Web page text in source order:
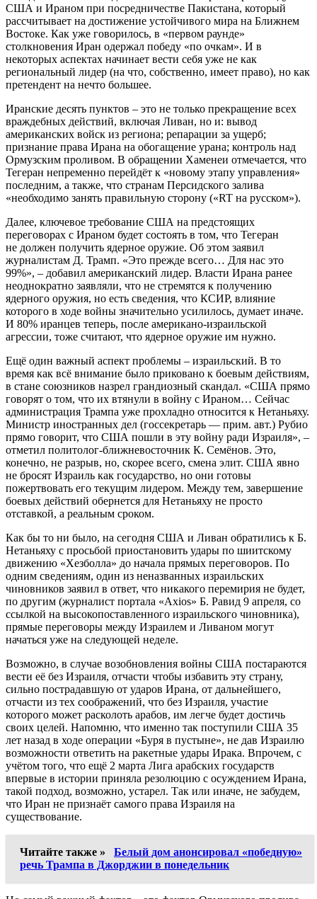
США и Ираном при посредничестве Пакистана, который
рассчитывает на достижение устойчивого мира на Ближнем
Востоке. Как уже говорилось, в «первом раунде»
столкновения Иран одержал победу «по очкам». И в
некоторых аспектах начинает вести себя уже не как
региональный лидер (на что, собственно, имеет право), но как
претендент на нечто большее.
Иранские десять пунктов – это не только прекращение всех
враждебных действий, включая Ливан, но и: вывод
американских войск из региона; репарации за ущерб;
признание права Ирана на обогащение урана; контроль над
Ормузским проливом. В обращении Хаменеи отмечается, что
Тегеран непременно перейдёт к «новому этапу управления»
последним, а также, что странам Персидского залива
«необходимо занять правильную сторону («RT на русском»).
Далее, ключевое требование США на предстоящих
переговорах с Ираном будет состоять в том, что Тегеран
не должен получить ядерное оружие. Об этом заявил
журналистам Д. Трамп. «Это прежде всего… Для нас это
99%», – добавил американский лидер. Власти Ирана ранее
неоднократно заявляли, что не стремятся к получению
ядерного оружия, но есть сведения, что КСИР, влияние
которого в ходе войны значительно усилилось, думает иначе.
И 80% иранцев теперь, после американо-израильской
агрессии, тоже считают, что ядерное оружие им нужно.
Ещё один важный аспект проблемы – израильский. В то
время как всё внимание было приковано к боевым действиям,
в стане союзников назрел грандиозный скандал. «США прямо
говорят о том, что их втянули в войну с Ираном… Сейчас
администрация Трампа уже прохладно относится к Нетаньяху.
Министр иностранных дел (госсекретарь — прим. авт.) Рубио
прямо говорит, что США пошли в эту войну ради Израиля», –
отметил политолог-ближневосточник К. Семёнов. Это,
конечно, не разрыв, но, скорее всего, смена элит. США явно
не бросят Израиль как государство, но они готовы
пожертвовать его текущим лидером. Между тем, завершение
боевых действий обернется для Нетаньяху не просто
отставкой, а реальным сроком.
Как бы то ни было, на сегодня США и Ливан обратились к Б.
Нетаньяху с просьбой приостановить удары по шиитскому
движению «Хезболла» до начала прямых переговоров. По
одним сведениям, один из неназванных израильских
чиновников заявил в ответ, что никакого перемирия не будет,
по другим (журналист портала «Axios» Б. Равид 9 апреля, со
ссылкой на высокопоставленного израильского чиновника),
прямые переговоры между Израилем и Ливаном могут
начаться уже на следующей неделе.
Возможно, в случае возобновления войны США постараются
вести её без Израиля, отчасти чтобы избавить эту страну,
сильно пострадавшую от ударов Ирана, от дальнейшего,
отчасти из тех соображений, что без Израиля, участие
которого может расколоть арабов, им легче будет достичь
своих целей. Напомню, что именно так поступили США 35
лет назад в ходе операции «Буря в пустыне», не дав Израилю
возможности ответить на ракетные удары Ирака. Впрочем, с
учётом того, что ещё 2 марта Лига арабских государств
впервые в истории приняла резолюцию с осуждением Ирана,
такой подход, возможно, устарел. Так или иначе, не забудем,
что Иран не признаёт самого права Израиля на
существование.
Читайте также »
Белый дом анонсировал «победную»
речь Трампа в Джорджии в понедельник